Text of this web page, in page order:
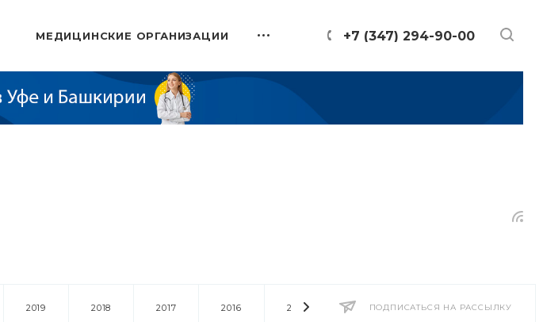
+7 (347) 294-90-00
МЕДИЦИНСКИЕ ОРГАНИЗАЦИИ
ПОДПИСАТЬСЯ НА РАССЫЛКУ
2019 2018 2017 2016 2014 2013 2012 2011